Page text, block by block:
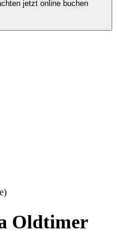
jetzt online buchen
Oldtimer